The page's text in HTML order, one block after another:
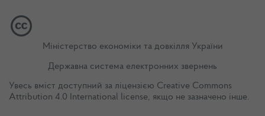
Міністерство економіки та довкілля України
Державна система електронних звернень
Увесь вміст доступний за ліцензією Creative Commons
Attribution 4.0 International license, якщо не зазначено інше.